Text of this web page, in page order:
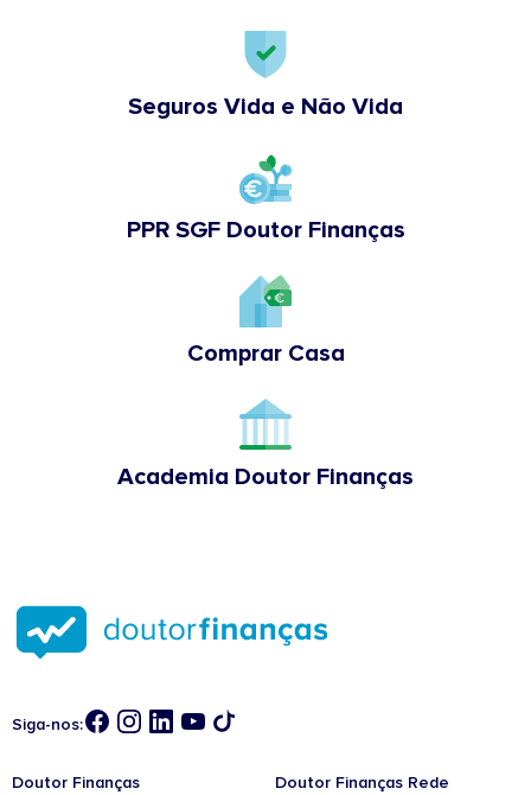
Seguros Vida e Não Vida
PPR SGF Doutor Finanças
Comprar Casa
Academia Doutor Finanças
Siga-nos:
Doutor Finanças Doutor Finanças Rede